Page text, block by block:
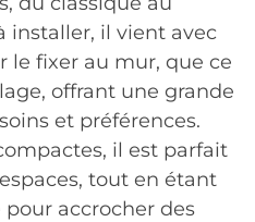
installer, il vient avec
le fixer au mur, que ce
offrant une grande
et préférences.
il est parfait
tout en étant
accrocher des